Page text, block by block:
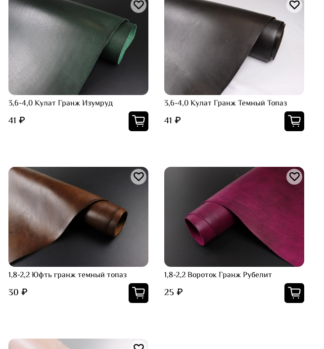
3,6-4,0 Кулат Гранж Изумруд
41 ₽
3,6-4,0 Кулат Гранж Темный Топаз
41 ₽
1,8-2,2 Юфть гранж темный топаз
30 ₽
1,8-2,2 Вороток Гранж Рубелит
25 ₽